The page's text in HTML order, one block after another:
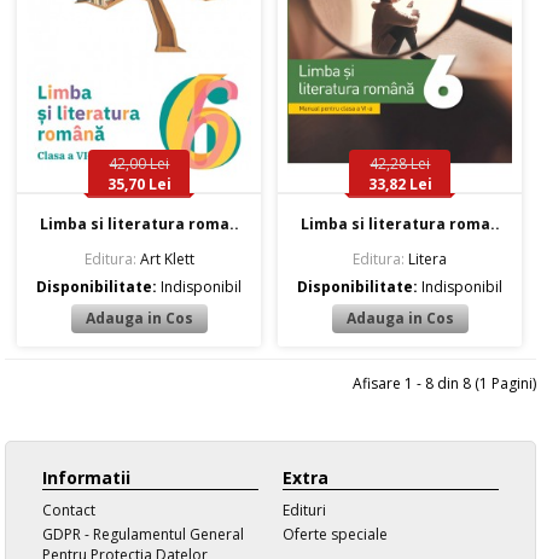
42,00 Lei
35,70 Lei
Limba si literatura roma..
Editura: Art Klett
Disponibilitate:Indisponibil
42,28 Lei
33,82 Lei
Limba si literatura roma..
Editura: Litera
Disponibilitate:Indisponibil
Afisare 1 - 8 din 8 (1 Pagini)
Informatii
Contact
GDPR - Regulamentul General
Pentru Protectia Datelor
Extra
Edituri
Oferte speciale